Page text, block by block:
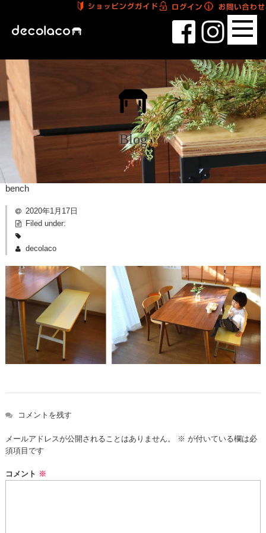
Blog
bench
2020年1月17日
Filed under:
decolaco
コメントを残す
メールアドレスが公開されることはありません。 ※ が付いている欄は必
須項目です
コメント ※